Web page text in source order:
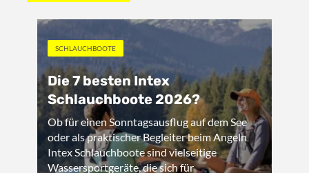
SCHLAUCHBOOTE
Die 7 besten Intex
Schlauchboote 2026?
Ob für einen Sonntagsausflug auf dem See
oder als praktischer Begleiter beim Angeln
Intex Schlauchboote sind vielseitige
Wassersportgeräte, die sich für